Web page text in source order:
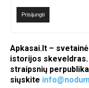
Prisijungti
Apkasai.lt –
istorijos skeveldras.
straipsnių
siųskite